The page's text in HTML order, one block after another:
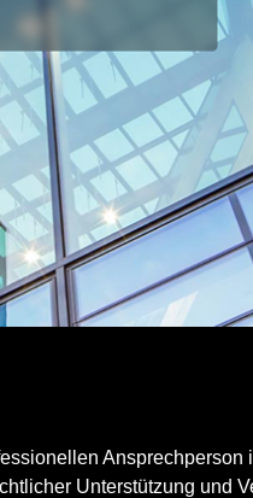
Unterstützung und